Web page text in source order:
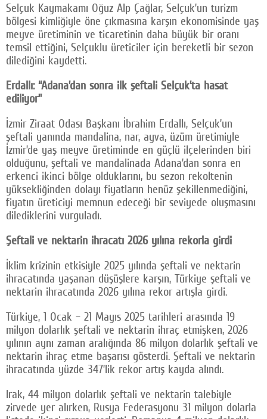
Selçuk Kaymakamı Oğuz Alp Çağlar, Selçuk’un turizm
bölgesi kimliğiyle öne çıkmasına karşın ekonomisinde yaş
meyve üretiminin ve ticaretinin daha büyük bir oranı
temsil ettiğini, Selçuklu üreticiler için bereketli bir sezon
dilediğini kaydetti.
Erdallı: “Adana’dan sonra ilk şeftali Selçuk’ta hasat
ediliyor”
İzmir Ziraat Odası Başkanı İbrahim Erdallı, Selçuk’un
şeftali yanında mandalina, nar, ayva, üzüm üretimiyle
İzmir’de yaş meyve üretiminde en güçlü ilçelerinden biri
olduğunu, şeftali ve mandalinada Adana’dan sonra en
erkenci ikinci bölge olduklarını, bu sezon rekoltenin
yüksekliğinden dolayı fiyatların henüz şekillenmediğini,
fiyatın üreticiyi memnun edeceği bir seviyede oluşmasını
dilediklerini vurguladı.
Şeftali ve nektarin ihracatı 2026 yılına rekorla girdi
İklim krizinin etkisiyle 2025 yılında şeftali ve nektarin
ihracatında yaşanan düşüşlere karşın, Türkiye şeftali ve
nektarin ihracatında 2026 yılına rekor artışla girdi.
Türkiye, 1 Ocak – 21 Mayıs 2025 tarihleri arasında 19
milyon dolarlık şeftali ve nektarin ihraç etmişken, 2026
yılının aynı zaman aralığında 86 milyon dolarlık şeftali ve
nektarin ihraç etme başarısı gösterdi. Şeftali ve nektarin
ihracatında yüzde 347’lik rekor artış kayda alındı.
Irak, 44 milyon dolarlık şeftali ve nektarin talebiyle
zirvede yer alırken, Rusya Federasyonu 31 milyon dolarla